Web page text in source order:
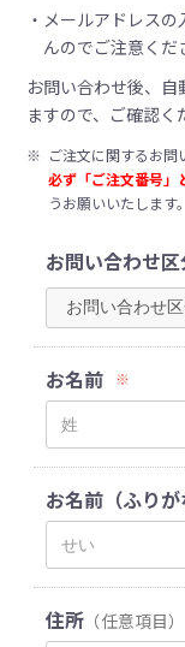
メールアドレス
んのでご注意くだ
お問い合わせ後、
ますので、ご確認く
※ ご注文に関するお問
必ず「ご注文番号」
うお願いいたします。
お問い合わせ
お名前 ※
お名前（ふりが
住所 （任意項目）